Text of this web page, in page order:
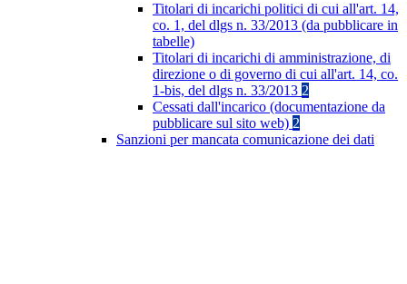
Titolari di incarichi politici di cui all'art. 14,
co. 1, del dlgs n. 33/2013 (da pubblicare in
tabelle)
Titolari di incarichi di amministrazione, di
direzione o di governo di cui all'art. 14, co.
1-bis, del dlgs n. 33/2013 2
Cessati dall'incarico (documentazione da
pubblicare sul sito web) 2
Sanzioni per mancata comunicazione dei dati